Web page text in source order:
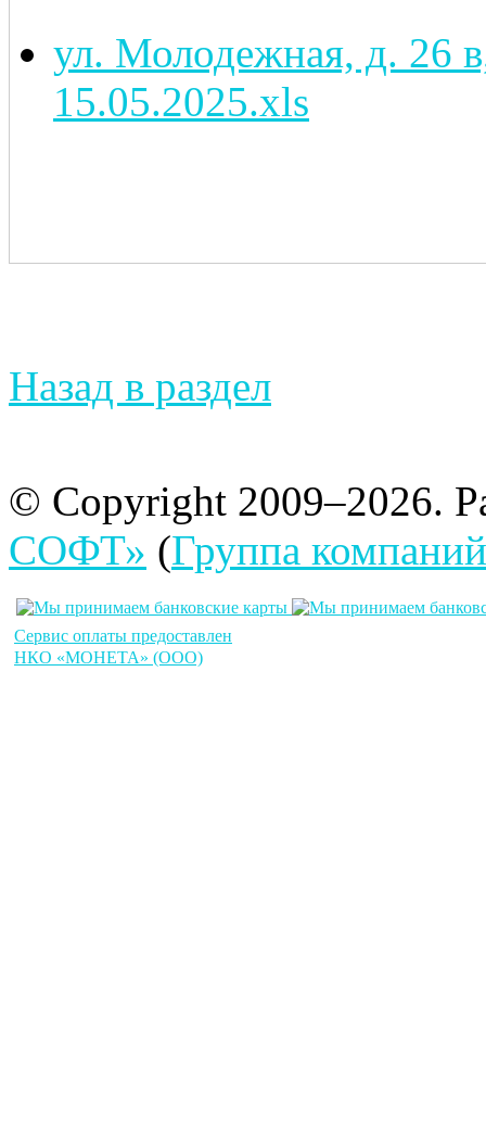
ул. Молодежная, д. 26
15.05.2025.xls
Назад в раздел
© Copyright 2009–2026.
СОФТ» (Группа
Сервис оплаты предоставлен
НКО «МОНЕТА» (ООО)